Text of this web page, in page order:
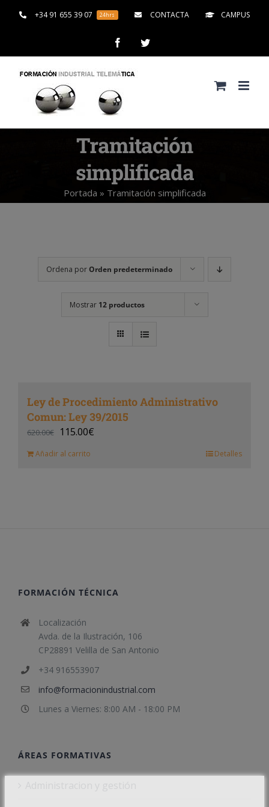
+34 91 655 39 07 24hrs CONTACTA CAMPUS
FacebookTwitter
Tramitación
simplificada
Portada » Tramitación simplificada
Ordena porOrden predeterminado
Mostrar 12 productos
Ley de Procedimiento Administrativo
Comun: Ley 39/2015
620.00€ 115.00€
Añadir al carrito Detalles
FORMACIÓN TÉCNICA
Localización
Avda. de la Ilustración, 106
CP28891 Velilla de San Antonio
+34 916553907
info@formacionindustrial.com
Lunes a Viernes: 8:00 AM - 18:00 PM
ÁREAS FORMATIVAS